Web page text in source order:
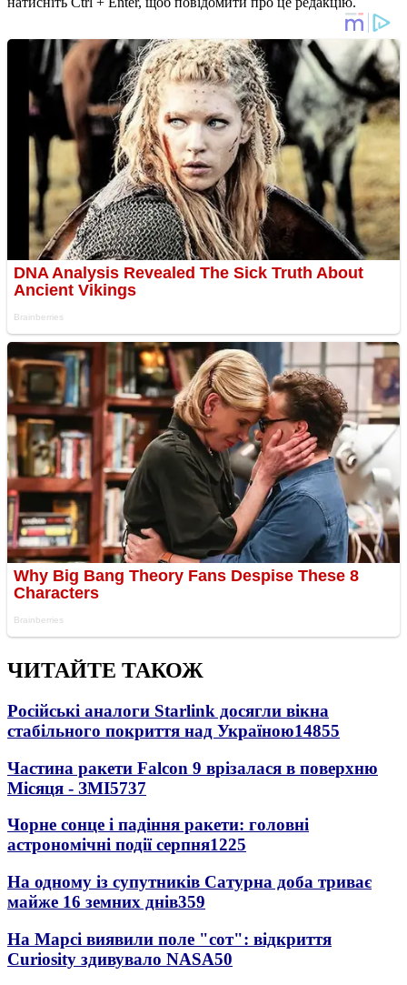
ЧИТАЙТЕ ТАКОЖ
Російські аналоги Starlink досягли вікна
стабільного покриття над Україною14855
Частина ракети Falcon 9 врізалася в поверхню
Місяця - ЗМІ5737
Чорне сонце і падіння ракети: головні
астрономічні події серпня1225
На одному із супутників Сатурна доба триває
майже 16 земних днів359
На Марсі виявили поле "сот": відкриття
Curiosity здивувало NASA50